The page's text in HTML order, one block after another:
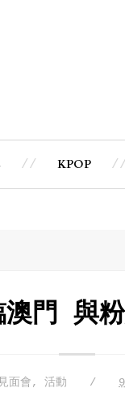
KPOP
門 與
見面會, 活動